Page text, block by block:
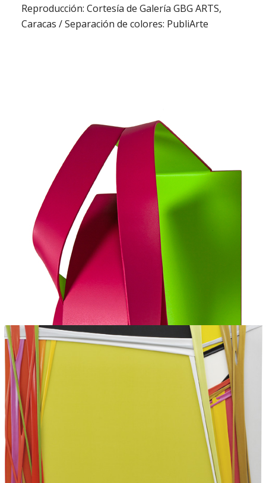
Reproducción: Cortesía de Galería GBG ARTS,
Caracas / Separación de colores: PubliArte